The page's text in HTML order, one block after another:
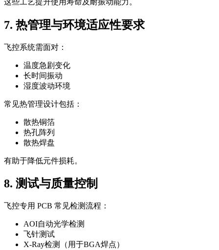
7. 热管理与环境适应性要求
飞控系统需面对：
温度急剧变化
长时间振动
湿度波动环境
常见热管理设计包括：
散热铜箔
热孔阵列
散热焊盘
有助于降低元件损耗。
8. 测试与质量控制
飞控专用 PCB 常见检测流程：
AOI自动光学检测
飞针测试
X-Ray检测（用于BGA焊点）